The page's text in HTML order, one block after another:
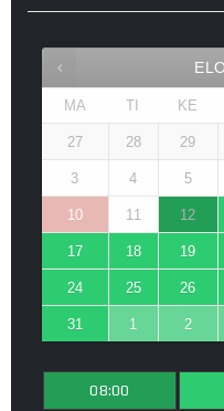
MA TI KE
27 28 29
3 4 5
10 11 12
17 18 19
24 25 26
31 1 2
08:00